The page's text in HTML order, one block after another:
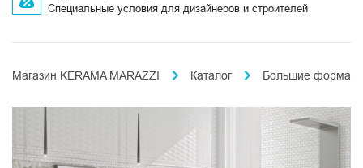
Специальные условия для дизайнеров и строителей
Магазин KERAMA MARAZZI Каталог Большие форматы